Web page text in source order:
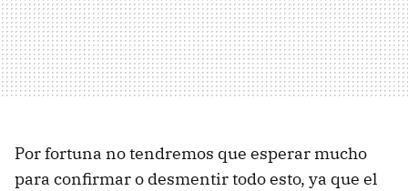
Por fortuna no tendremos que esperar mucho
para confirmar o desmentir todo esto, ya que el